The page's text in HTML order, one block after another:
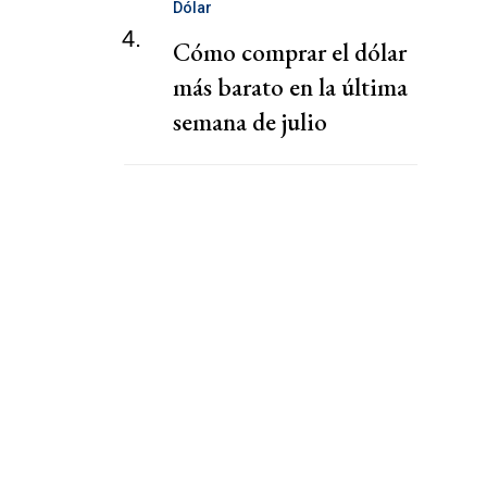
4.
Dólar
Cómo comprar el dólar
más barato en la última
semana de julio